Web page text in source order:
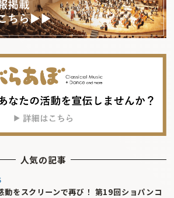
人気の記事
動をスクリーンで再び！ 第19回ショパンコ